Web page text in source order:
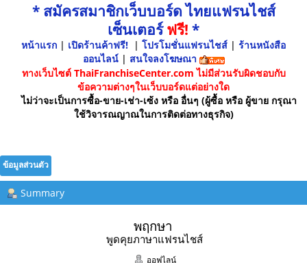
* สมัครสมาชิกเว็บบอร์ด ไทยแฟรนไชส์
เซ็นเตอร์ฟรี! *
หน้าแรก | เปิดร้านค้าฟรี! | โปรโมชั่นแฟรนไชส์ | ร้านหนังสือ
ออนไลน์ | สนใจลงโฆษณา
ทางเว็บไซต์ ThaiFranchiseCenter.com ไม่มีส่วนรับผิดชอบกับ
ข้อความต่างๆในเว็บบอร์ดแต่อย่างใด
ไม่ว่าจะเป็นการซื้อ-ขาย-เช่า-เซ้ง หรือ อื่นๆ (ผู้ซื้อ หรือ ผู้ขาย กรุณา
ใช้วิจารณญาณในการติดต่อทางธุรกิจ)
ข้อมูลส่วนตัว
Summary
พฤกษา
พูดคุยภาษาแฟรนไชส์
ออฟไลน์